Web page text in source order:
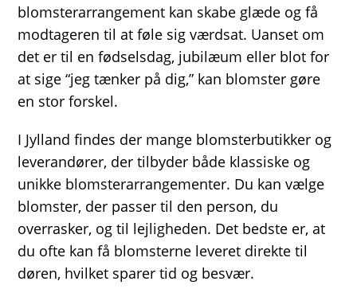
blomsterarrangement kan skabe glæde og få
modtageren til at føle sig værdsat. Uanset om
det er til en fødselsdag, jubilæum eller blot for
at sige “jeg tænker på dig,” kan blomster gøre
en stor forskel.
I Jylland findes der mange blomsterbutikker og
leverandører, der tilbyder både klassiske og
unikke blomsterarrangementer. Du kan vælge
blomster, der passer til den person, du
overrasker, og til lejligheden. Det bedste er, at
du ofte kan få blomsterne leveret direkte til
døren, hvilket sparer tid og besvær.